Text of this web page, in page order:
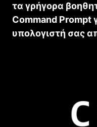
τα γρήγορα
Command Prompt
υπολογιστή σας